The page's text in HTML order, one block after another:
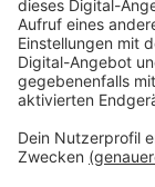
Veröffentlicht:
Anzeige